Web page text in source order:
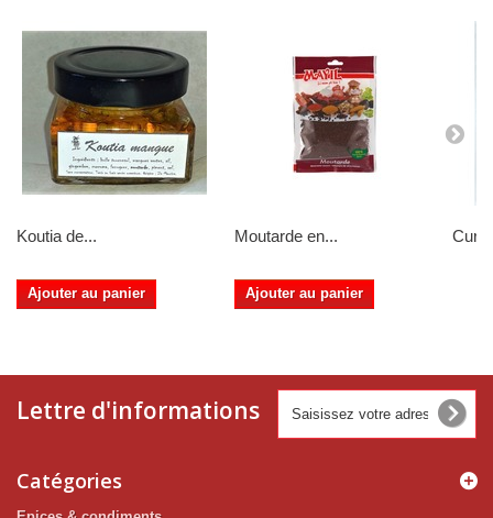
Koutia de...
Ajouter au panier
Moutarde en...
Ajouter au panier
Lettre d'informations
Catégories